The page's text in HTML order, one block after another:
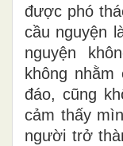
được phó
cầu nguyện
nguyện
không
đáo, cũng
cảm thấy
người trở